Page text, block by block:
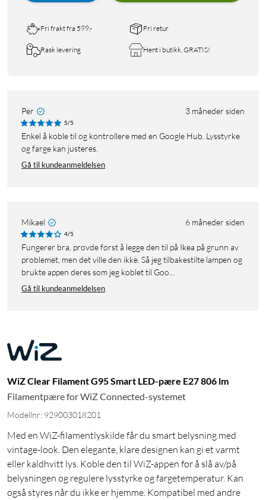
Fri frakt fra 599,- Fri retur
Rask levering Hent i butikk, GRATIS!
Per 3 måneder siden
5/5
Enkel å koble til og kontrollere med en Google Hub. Lysstyrke
og farge kan justeres.
Gå til kundeanmeldelsen
Mikael 6 måneder siden
4/5
Fungerer bra, prøvde først å legge den til på Ikea på grunn av
problemet, men det ville den ikke. Så jeg tilbakestilte lampen og
brukte appen deres som jeg koblet til Goo...
Gå til kundeanmeldelsen
WiZ Clear Filament G95 Smart LED-pære E27 806 lm
Filamentpære for WiZ Connected-systemet
Modellnr: 929003018201
Med en WiZ-filamentlyskilde får du smart belysning med
vintage-look. Den elegante, klare designen kan gi et varmt
eller kaldhvitt lys. Koble den til WiZ-appen for å slå av/på
belysningen og regulere lysstyrke og fargetemperatur. Kan
også styres når du ikke er hjemme. Kompatibel med andre